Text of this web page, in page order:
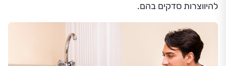
להיווצרות סדקים בהם.